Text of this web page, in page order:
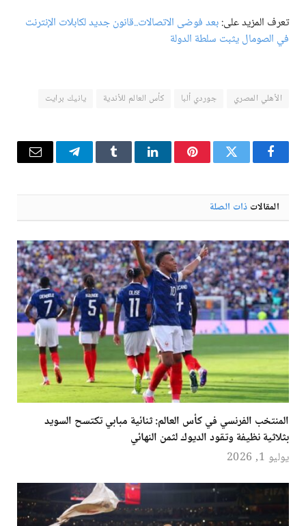
تعرف المزيد على:بعد فوضى الاتصالات..قانون جديد لكابلات الإنترنت
في الصومال يثبت سلطة الدولة
الأهلي المصري جوردي ألبا كأس العالم للأندية يانيك برايت
فيسبوكتويتر بينتيريستلينكدإن Tumblr تيلقرام البريد
المقالات ذات الصلة
المنتخب الفرنسي في كأس العالم: ثنائية مبابي تكتسح السويد
بثلاثية نظيفة وتقود الديوك لثمن النهائي
يوليو 1, 2026